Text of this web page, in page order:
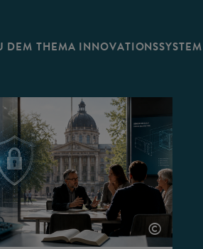
DEM THEMA INNOVATIONSSYSTEM
©